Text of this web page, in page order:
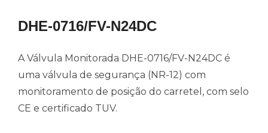
DHE-0716/FV-N24DC
A Válvula Monitorada DHE-0716/FV-N24DC é
uma válvula de segurança (NR-12) com
monitoramento de posição do carretel, com selo
CE e certificado TUV.